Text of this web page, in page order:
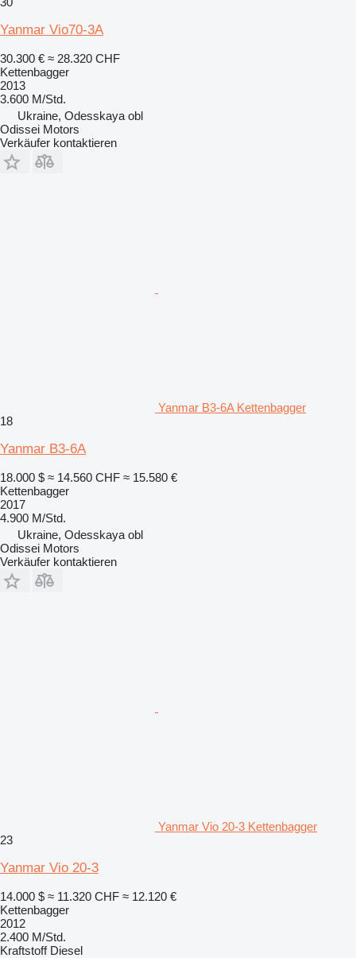
Yanmar Vio70-3A
30.300 € ≈ 28.320 CHF
Kettenbagger
2013
3.600 M/Std.
Ukraine, Odesskaya obl
Odissei Motors
Verkäufer kontaktieren
Yanmar B3-6A Kettenbagger
18
Yanmar B3-6A
18.000 $ ≈ 14.560 CHF ≈ 15.580 €
Kettenbagger
2017
4.900 M/Std.
Ukraine, Odesskaya obl
Odissei Motors
Verkäufer kontaktieren
Yanmar Vio 20-3 Kettenbagger
23
Yanmar Vio 20-3
14.000 $ ≈ 11.320 CHF ≈ 12.120 €
Kettenbagger
2012
2.400 M/Std.
Kraftstoff Diesel